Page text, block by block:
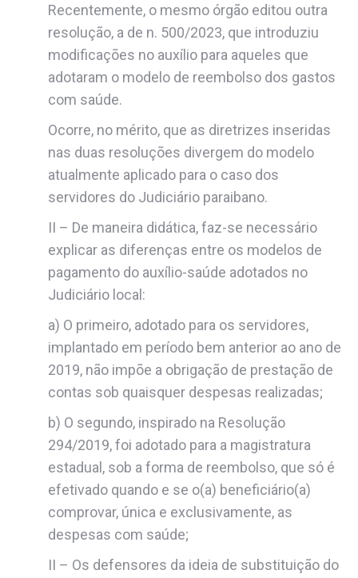
Recentemente, o mesmo órgão editou outra
resolução, a de n. 500/2023, que introduziu
modificações no auxílio para aqueles que
adotaram o modelo de reembolso dos gastos
com saúde.
Ocorre, no mérito, que as diretrizes inseridas
nas duas resoluções divergem do modelo
atualmente aplicado para o caso dos
servidores do Judiciário paraibano.
II – De maneira didática, faz-se necessário
explicar as diferenças entre os modelos de
pagamento do auxílio-saúde adotados no
Judiciário local:
a) O primeiro, adotado para os servidores,
implantado em período bem anterior ao ano de
2019, não impõe a obrigação de prestação de
contas sob quaisquer despesas realizadas;
b) O segundo, inspirado na Resolução
294/2019, foi adotado para a magistratura
estadual, sob a forma de reembolso, que só é
efetivado quando e se o(a) beneficiário(a)
comprovar, única e exclusivamente, as
despesas com saúde;
II – Os defensores da ideia de substituição do